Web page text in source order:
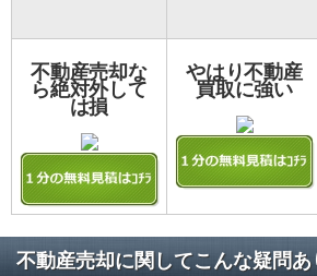
不動産売却な
ら絶対外して
は損
やはり不動産
買取に強い
不動産売却に関してこんな疑問